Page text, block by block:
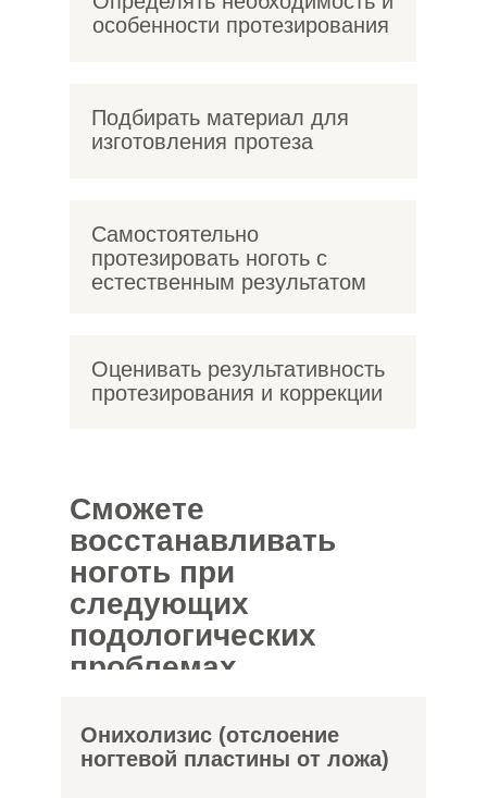
Подбирать материал для
изготовления протеза
Самостоятельно
протезировать ноготь с
естественным результатом
Оценивать результативность
протезирования и коррекции
особенности протезирования
Сможете
восстанавливать
ноготь при
следующих
подологических
проблемах
Онихолизис (отслоение
ногтевой пластины от ложа)